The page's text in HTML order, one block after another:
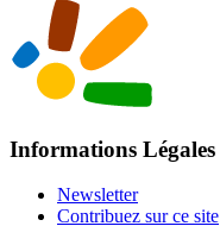
Informations Légales
Newsletter
Contribuez sur ce site